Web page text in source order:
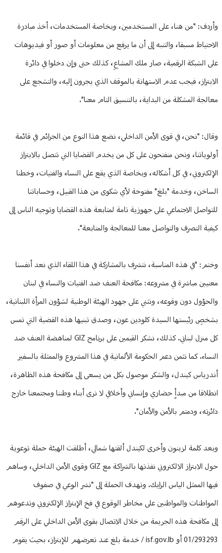
وأردف: "من هنا، على المستخدمين، وبخاصة المستخدمات، أخذ مبادرة
الاحتياط مسبقا، والتنبه إلى أن ما يرفع من معلومات أو صور أو فيديوهات
على الشبكة الرقمية، صار ملك المشاعِ، كذلك حتى وإن دخلوا في دائرة
الابتزاز، فيجب عدم الاستهانة بالموقف الذي يجرون إليه، والتشجع على
معالجة المشكلة من البداية، بالتنسيق التام معنا".
وقال: "نحن، في قوى الأمن الداخلي، نضع هذا النوع من الجرائم في قائمة
أولوياتنا، ونحن منفتحون على كل من يخدم القضايا التي تتصل بالابتزاز
الإلكتروني، في كل أشكاله، وبخاصة الذي يقع على النساء والفتيات، وخطنا
الساخن، وخدمة "بلغ" مفتوحة لأي شكوى من هذا القبيل، وحساباتنا
للتواصل الاجتماعي على جهوزية تامة لمتابعة هذه القضايا وتوجيه الناس إلى
كيفية التصرف والتواصل معنا للمعالجة والمتابعة".
وختم: "في هذه المناسبة، نتشرف بالمشاركة في هذا اللقاء الذي نعد أنفسنا
معنيين مباشرة في مشروعه: مكافحة العنف ضد الفتيات والنساء في لبنان
والحؤول دون وقوعه، ونثني على جهود الهيئة الوطنية لشؤون المرأة اللبنانية،
بشخصِ رئيستها السيدة كلودين عون، وصدق تبنيها هذه القضية التي تمس
كل منزل لبناني. كذلك، نشكر القيمين على برنامج GIZ لمناهضة العنف ضد
النساء. كما نثمن دعم الحكومة الألمانية في هذا المشروع والممثلة بالسفير
أندرياس كيندل، والشكر موصول بكل من يسعى إلى مكافحة هذه الظاهرة،
انطلاقا من مبدأٍ حضاري وإنساني وأخلاقي لا نرى أبناء وطننا ومجتمعنا خارج
دائرته، ودمتم بالأمن والأمان".
وبعد كلمة لزينون وأخرى لكيندل ألقتها شمالي، أطلقت الهيئة حملة توعوية
حول الابتزاز الالكتروني نفذتها بالشراكة مع GIZ وقوى الأمن الداخلي، وساهم
فيها الممثل الياس الزايك. وتهدف الحملة إلى "نشر الوعي في صفوف
المواطنات والمواطنين على مخاطر الوقوع في فخ الإبتزاز الإلكتروني وتدعوهم
إلى مكافحة هذه الجريمة من خلال الاتصال بقوى الأمن الداخلي على الرقم
01/293293 أو isf.gov.lb / خدمة بلغ عند تعرضهم للإبتزاز، بحيث يقوم